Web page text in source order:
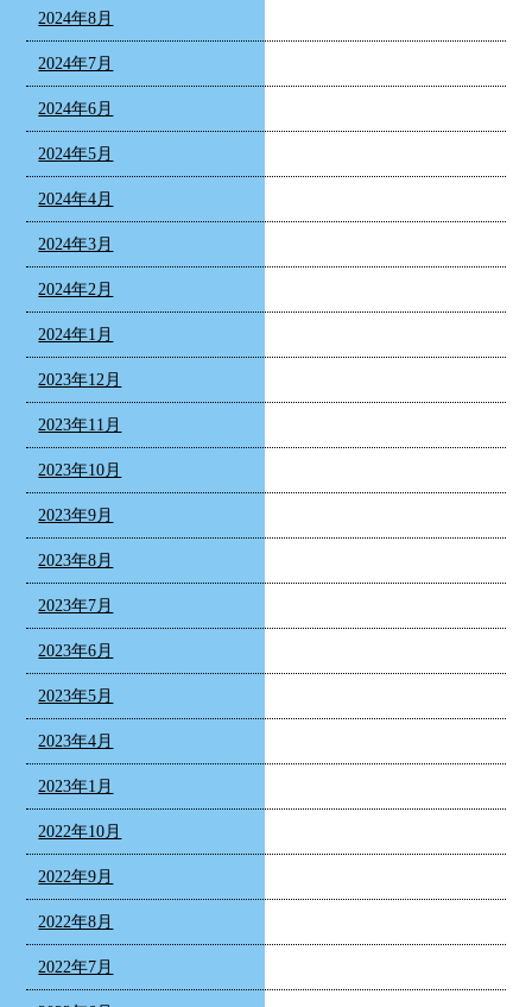
2024年8月
2024年7月
2024年6月
2024年5月
2024年4月
2024年3月
2024年2月
2024年1月
2023年12月
2023年11月
2023年10月
2023年9月
2023年8月
2023年7月
2023年6月
2023年5月
2023年4月
2023年1月
2022年10月
2022年9月
2022年8月
2022年7月